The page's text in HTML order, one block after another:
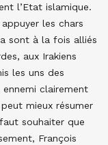
l’Etat islamique.
les chars
sont à la fois alliés
aux Irakiens
les uns des
clairement
mieux résumer
souhaiter que
François